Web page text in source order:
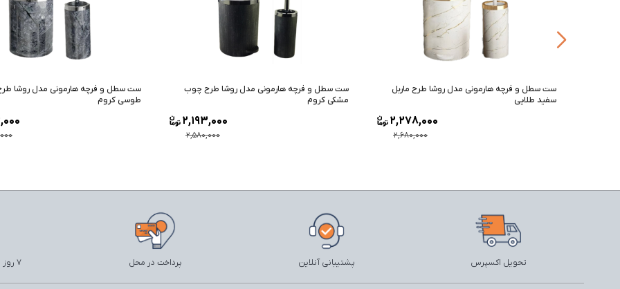
ست سطل و فرچه هارمونی مدل روشا طرح چوب
مشکی کروم
2,580,000
2,193,000
ست سطل و فرچه هارمونی مدل روشا طرح ماربل
طوسی کروم
2,580,000
2,193,000
ست سطل و فرچه هارمونی مدل روشا
مشکی طلایی
تحویل اکسپرس پشتیبانی آنلاین پرداخت در محل 7 روز ضمانت بازگشت